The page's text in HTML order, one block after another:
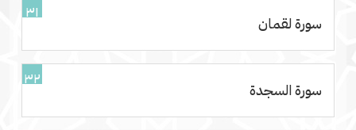
٣١
سورة لقمان
٣٢
سورة السجدة